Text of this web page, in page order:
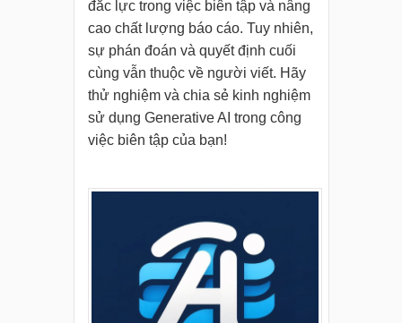
đắc lực trong việc biên tập và nâng
cao chất lượng báo cáo. Tuy nhiên,
sự phán đoán và quyết định cuối
cùng vẫn thuộc về người viết. Hãy
thử nghiệm và chia sẻ kinh nghiệm
sử dụng Generative AI trong công
việc biên tập của bạn!